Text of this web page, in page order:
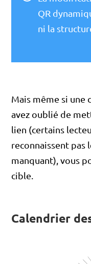
QR
ni la
Mais même si une
avez oublié de
lien (certains
reconnaissent pas
manquant), vous
cible.
Calendrier